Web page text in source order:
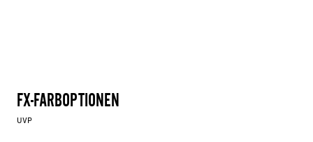
FX-FARBOPTIONEN
UVP